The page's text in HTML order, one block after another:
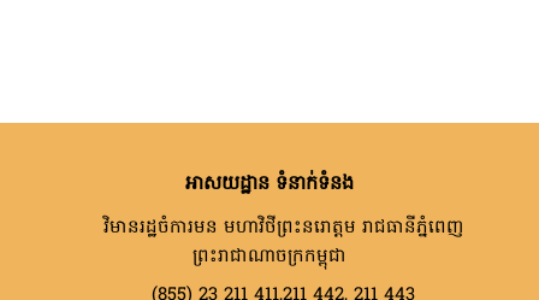
អាសយដ្ឋាន ទំនាក់ទំនង
វិមានរដ្ឋចំការមន មហាវិថីព្រះនរោត្តម រាជធានីភ្នំពេញ
ព្រះរាជាណាចក្រកម្ពុជា